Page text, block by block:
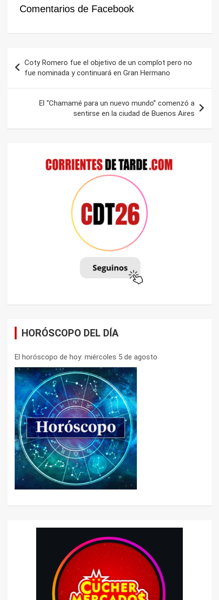
Comentarios de Facebook
de
entradas
Coty Romero fue el objetivo de un complot pero no
fue nominada y continuará en Gran Hermano
El “Chamamé para un nuevo mundo” comenzó a
sentirse en la ciudad de Buenos Aires
HORÓSCOPO DEL DÍA
El horóscopo de hoy: miércoles 5 de agosto